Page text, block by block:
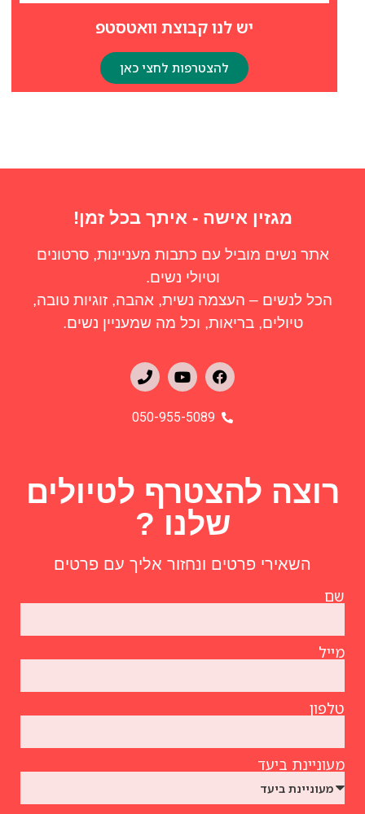
יש לנו קבוצת וואטסטפ
להצטרפות לחצי כאן
מגזין אישה - איתך בכל זמן!
אתר נשים מוביל עם כתבות מעניינות, סרטונים
וטיולי נשים.
הכל לנשים – העצמה נשית, אהבה, זוגיות טובה,
טיולים, בריאות, וכל מה שמעניין נשים.
050-955-5089
רוצה להצטרף לטיולים
שלנו ?
השאירי פרטים ונחזור אליך עם פרטים
שם
מייל
טלפון
מעוניינת ביעד